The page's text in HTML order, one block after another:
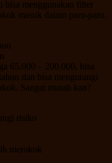
bisa menggunakan filter
masuk dalam paru-paru.
65.000 – 200.000, bisa
dan bisa mengurangi
Sangat murah kan?
risiko
merokok